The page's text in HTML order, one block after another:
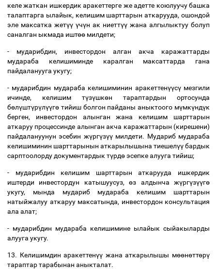
келе жаткан ишкердик аракеттерге же адетте коюлуучу башка
талаптарга ылайык, келишим шарттарын аткарууда,ошондой
эле максатка жетүү үчүн ак ниеттүү жана алгылыктуу болуп
саналган ыкмада иштөө милдети;
- мударибдин, инвестордон алган акча
каражаттарды
мудараба
келишиминде каралган максаттарда
гана
пайдаланууга укугу;
- мударибдин мудараба келишиминин аракеттенүүсү мезгили
ичинде, келишим түзүшкөн тараптардын
ортосунда
бөлүштүрүлүүгө тийиш болгон пайданы аныктоого мүмкүндүк
берген, инвестордон алынган жана келишим
шарттарын
аткаруу процессинде алынган акча каражаттарын (кирешени)
пайдалануунун эсебин жүргүзүү милдети. Мудариб мудараба
келишиминин шарттарынын аткарылышына тиешелүүбардык
сарптоолорду документардык түрдөэсепкеалууга тийиш;
- мударибдин келишим шарттарын аткарууда
ишкердик
иштерди
инвестордун катышуусуз,өз алдынча жүргүзүүгө
укугу, мында мудариб мудараба келишим
шарттарын
натыйжалуу аткаруу максатында, инвестордон консультация
ала алат;
- мударибдин мудараба келишимине ылайык сыйакыларды
алууга укугу.
13. Келишимдин аракеттенүү жана аткарылышы мөөнөттөрү
тараптартарабынан аныкталат.